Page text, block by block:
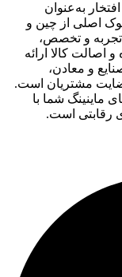
به‌عنوان
اصلی از چین و
تجربه و تخصص،
کالا ارائه
و معادن،
مشتریان است.
ماینینگ شما با
رقابتی است.